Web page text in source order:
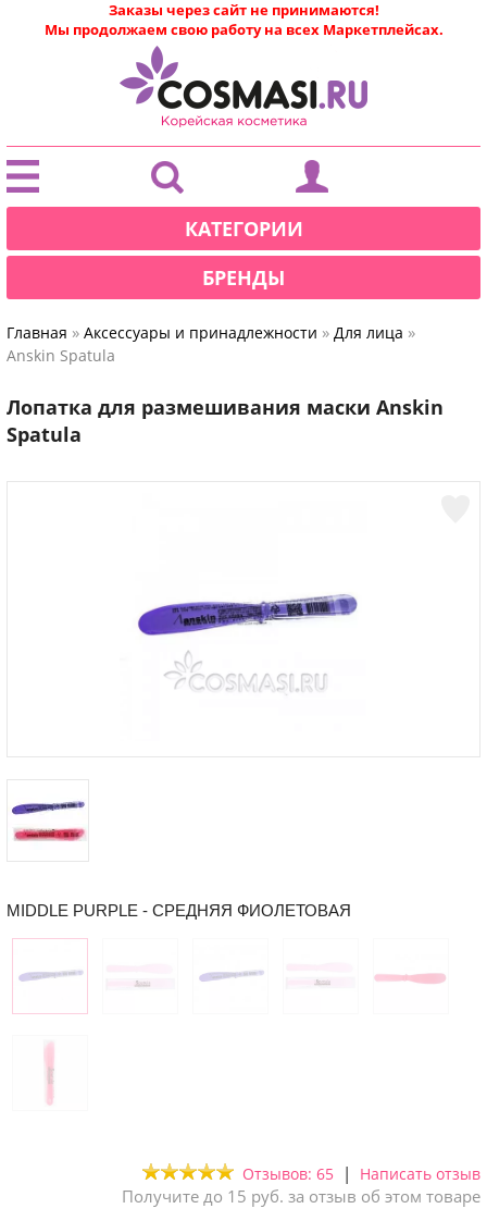
|
Заказы через сайт не принимаются!
Мы продолжаем свою работу на всех Маркетплейсах.
КАТЕГОРИИ
БРЕНДЫ
Главная » Аксессуары и принадлежности » Для лица »
Anskin Spatula
Лопатка для размешивания маски Anskin
Spatula
MIDDLE PURPLE - СРЕДНЯЯ ФИОЛЕТОВАЯ
Отзывов: 65 | Написать отзыв
Получите до 15 руб. за отзыв об этом товаре